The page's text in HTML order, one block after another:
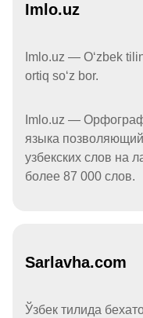
Imlo.uz
Imlo.uz — Oʻzbek
ortiq soʻz bor.
Imlo.uz —
языка
узбекских слов на
более 87 000 слов.
Sarlavha.com
Ўзбек тилида